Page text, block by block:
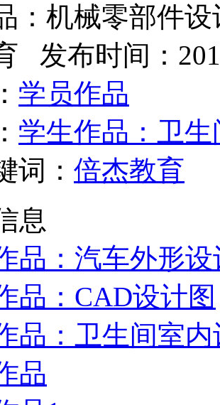
：机械零部件设
发布时间：
学员作品
学生作品：卫
词： 倍杰教育
息
品：汽车外形设
品：CAD设计图
品：卫生间室内
品